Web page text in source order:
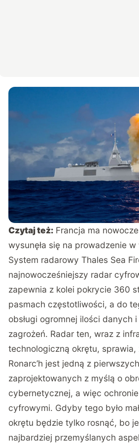
Czytaj też: Francja ma
wysunęła się na prowadzenie
System radarowy Thales Sea
najnowocześniejszy radar
zapewnia z kolei pokrycie 360
pasmach częstotliwości, a do
obsługi ogromnej ilości danych
zagrożeń. Radar ten, wraz z
technologiczną okrętu, sprawia,
Ronarc’h jest jedną z
zaprojektowanych z myślą o
cybernetycznej, a więc
cyfrowymi. Gdyby tego było
okrętu będzie tylko rosnąć, bo
najbardziej przemyślanych